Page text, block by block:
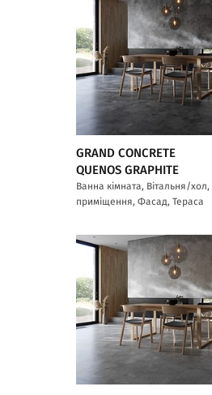
GRAND CONCRETE
QUENOS GRAPHITE
Ванна кімната, Вітальня/
приміщення, Фасад, Тераса